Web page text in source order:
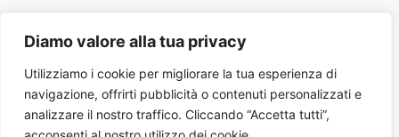
Diamo valore alla tua privacy
Utilizziamo i cookie per migliorare la tua esperienza di
navigazione, offrirti pubblicità o contenuti personalizzati e
analizzare il nostro traffico. Cliccando “Accetta tutti”,